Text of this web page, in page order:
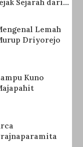
Sejarah dari
Lemah
Driyorejo
Kuno